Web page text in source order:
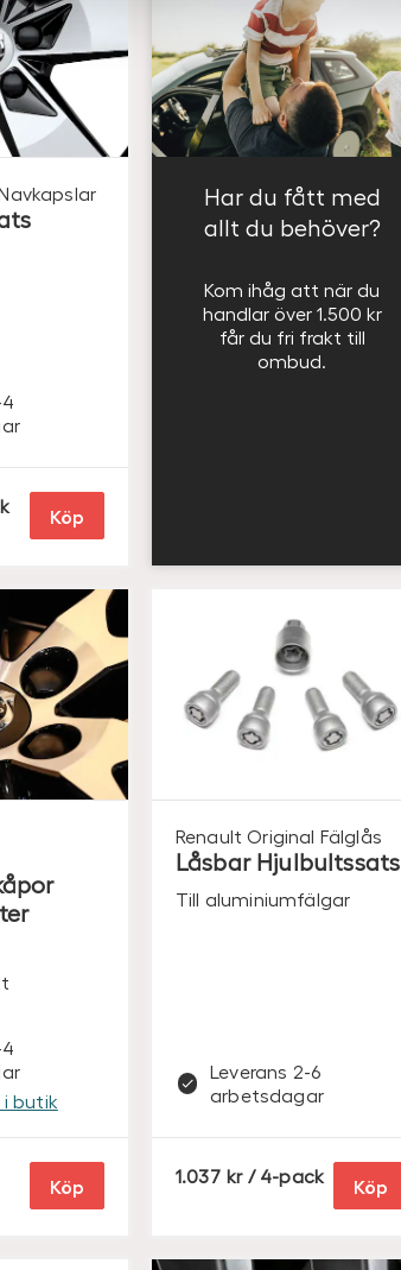
Köp
Har du fått med
allt du behöver?
Kom ihåg att när du
handlar över 1.500 kr
får du fri frakt till
ombud.
i butik
Köp
Renault Original Fälglås
Låsbar Hjulbultssats
Till aluminiumfälgar
Leverans 2-6
arbetsdagar
1.037 S / 4-pack Köp